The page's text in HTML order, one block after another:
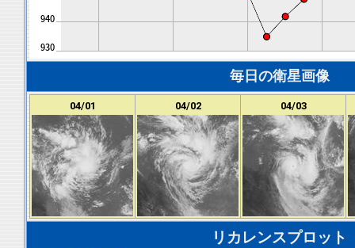
毎日の衛星画像
04/01 04/02 04/03
リカレンスプロット